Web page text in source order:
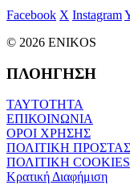
Facebook X Instagram
© 2026 ENIKOS
ΠΛΟΗΓΗΣΗ
ΤΑΥΤΟΤΗΤΑ
ΕΠΙΚΟΙΝΩΝΙΑ
ΟΡΟΙ ΧΡΗΣΗΣ
ΠΟΛΙΤΙΚΗ
ΠΟΛΙΤΙΚΗ COOKIES
Κρατική Διαφήμιση